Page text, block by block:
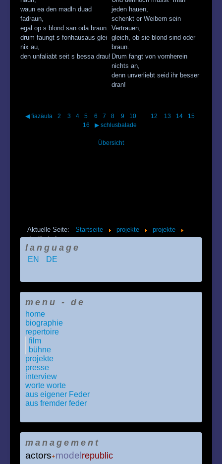
waun ea den madln duad
fadraun,
egal op s blond san oda braun.
drum faungt s fonhausaus glei
nix au,
den unfaliabt seit s bessa drau!
jeden hauen,
schenkt er Weibern sein
Vertrauen,
gleich, ob sie blond sind oder
braun.
Drum fangt von vornherein
nichts an,
denn unverliebt seid ihr besser
dran!
◀ fiazäula 2 3 4 5 6 7 8 9 10 12 13 14
15
16
▶ schlusbalade
Übersicht
Aktuelle Seite: Startseite projekte
projekte
dopöbalade
language
EN DE
menu - de
home
biographie
repertoire
film
bühne
projekte
presse
interview
worte worte
aus eigener Feder
aus fremder feder
management
actors+modelrepublic